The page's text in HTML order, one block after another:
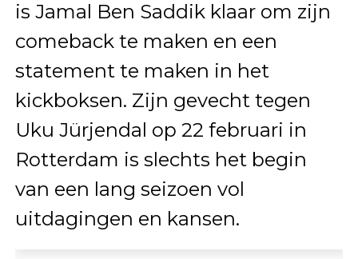
is Jamal Ben Saddik klaar om zijn
comeback te maken en een
statement te maken in het
kickboksen. Zijn gevecht tegen
Uku Jürjendal op 22 februari in
Rotterdam is slechts het begin
van een lang seizoen vol
uitdagingen en kansen.